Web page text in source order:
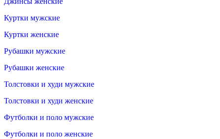
Куртки мужские
Куртки женские
Рубашки мужские
Рубашки женские
Толстовки и худи мужские
Толстовки и худи женские
Футболки и поло мужские
Футболки и поло женские